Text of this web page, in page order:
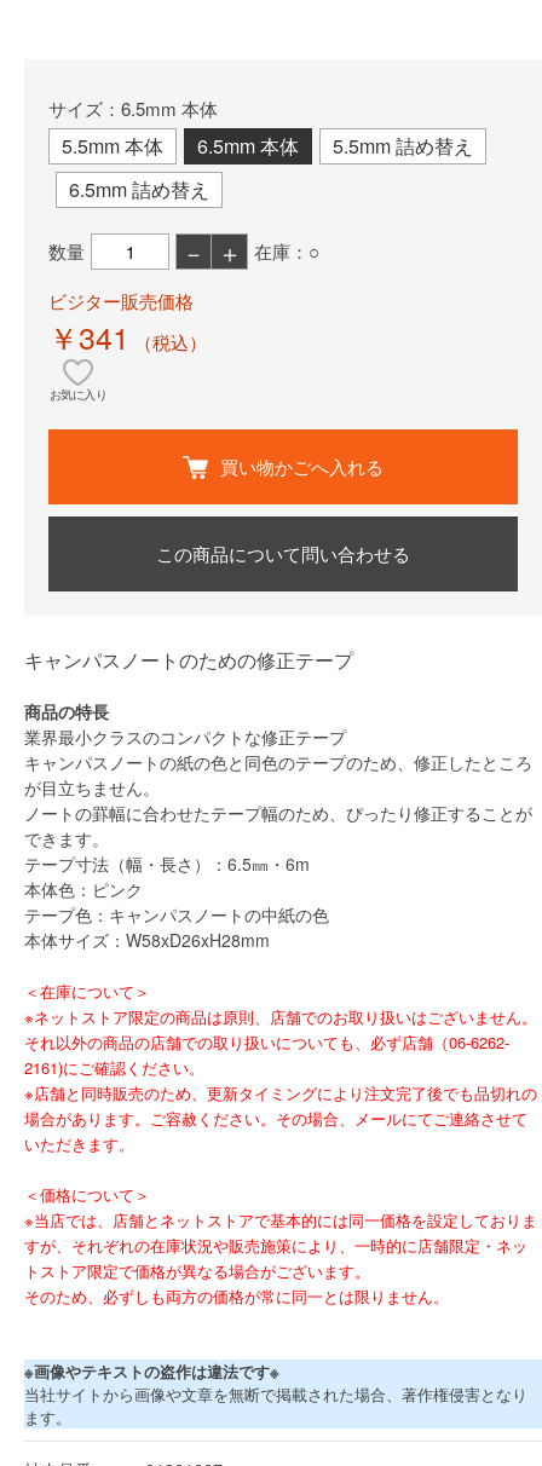
サイズ：6.5mm 本体
5.5mm 本体 6.5mm 本体
5.5mm 詰め替え
6.5mm 詰め替え
数量 － ＋
在庫：○
ビジター販売価格
￥341 （税込）
お気に入り
買い物かごへ入れる
この商品について問い合わせる
キャンパスノートのための修正テープ
商品の特長
業界最小クラスのコンパクトな修正テープ
キャンパスノートの紙の色と同色のテープのため、修正したところ
が目立ちません。
ノートの罫幅に合わせたテープ幅のため、ぴったり修正することが
できます。
テープ寸法（幅・長さ）：6.5㎜・6m
本体色：ピンク
テープ色：キャンパスノートの中紙の色
本体サイズ：W58xD26xH28mm
＜在庫について＞
※ネットストア限定の商品は原則、店舗でのお取り扱いはございません。
それ以外の商品の店舗での取り扱いについても、必ず店舗（06-6262-
2161)にご確認ください。
※店舗と同時販売のため、更新タイミングにより注文完了後でも品切れの
場合があります。ご容赦ください。その場合、メールにてご連絡させて
いただきます。
＜価格について＞
※当店では、店舗とネットストアで基本的には同一価格を設定しておりま
すが、それぞれの在庫状況や販売施策により、一時的に店舗限定・ネッ
トストア限定で価格が異なる場合がございます。
そのため、必ずしも両方の価格が常に同一とは限りません。
※画像やテキストの盗作は違法です※
当社サイトから画像や文章を無断で掲載された場合、著作権侵害となり
ます。